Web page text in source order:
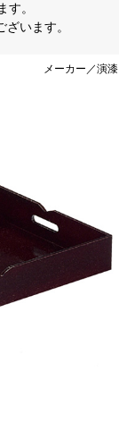
メーカー／演漆
。
います。